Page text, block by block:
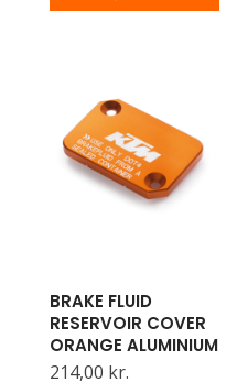
BRAKE FLUID
RESERVOIR COVER
ORANGE ALUMINIUM
214,00 kr.